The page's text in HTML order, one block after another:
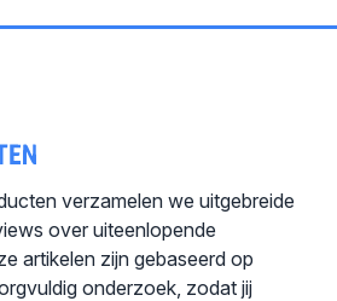
verzamelen we uitgebreide
over uiteenlopende
artikelen zijn gebaseerd op
onderzoek, zodat jij